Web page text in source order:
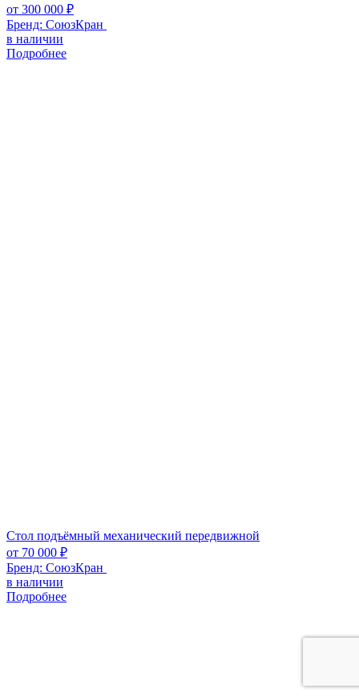
от 300 000 ₽
Бренд: СоюзКран
в наличии
Подробнее
Стол подъёмный механический передвижной
от 70 000 ₽
Бренд: СоюзКран
в наличии
Подробнее